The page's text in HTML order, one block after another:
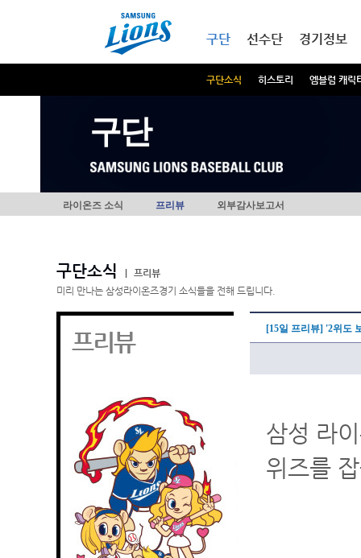
구단
구단소식 히스토리 엠블럼 캐릭
선수단 경기정보
구단
라이온즈 소식 프리뷰 외부감사보고서
구단소식
프리뷰
미리 만나는 삼성라이온즈경기 소식들을 전해 드립니다.
프리뷰 [15일 프리뷰] '2위도
삼성 라
위즈를